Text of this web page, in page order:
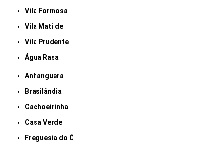
Vila Formosa
Vila Matilde
Vila Prudente
Água Rasa
Anhanguera
Brasilândia
Cachoeirinha
Casa Verde
Freguesia do Ó